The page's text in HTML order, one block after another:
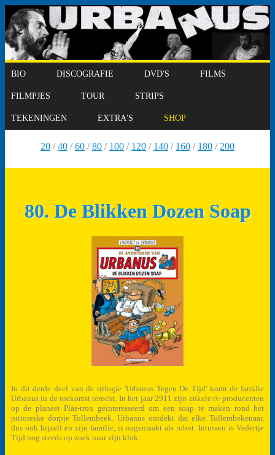
BIO DISCOGRAFIE DVD'S FILMS
FILMPJES TOUR STRIPS
TEKENINGEN EXTRA'S SHOP
20 /40 /60 /80 / 100 / 120 / 140 / 160 / 180 / 200
80. De Blikken Dozen Soap
In dit derde deel van de trilogie 'Urbanus Tegen De Tijd' komt de familie
Urbanus in de toekomst terecht. In het jaar 2911 zijn enkele tv-producenten
op de planeet Plas-tron geïnteresseerd om een soap te maken rond het
pittoreske dorpje Tollembeek. Urbanus ontdekt dat elke Tollembekenaar,
dus ook hijzelf en zijn familie, is nagemaakt als robot. Intussen is Vadertje
Tijd nog steeds op zoek naar zijn klok...